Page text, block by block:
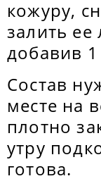
кожуру,
залить ее
добавив
Состав
месте на
плотно
утру
готова.